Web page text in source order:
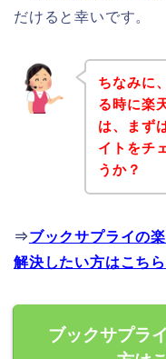
だけると幸いです。
ちなみに
る時に楽
は、まず
イトをチ
うか？
⇒ブックサプライの
解決したい方はこちら
ブックサプラ